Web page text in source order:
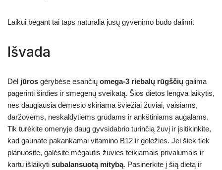
Laikui bėgant tai taps natūralia jūsų gyvenimo būdo dalimi.
Išvada
Dėl jūros gėrybėse esančių omega-3 riebalų rūgščių galima
pagerinti širdies ir smegenų sveikatą. Šios dietos lengva laikytis,
nes daugiausia dėmesio skiriama šviežiai žuviai, vaisiams,
daržovėms, neskaldytiems grūdams ir ankštiniams augalams.
Tik turėkite omenyje daug gyvsidabrio turinčią žuvį ir įsitikinkite,
kad gaunate pakankamai vitamino B12 ir geležies. Jei šiek tiek
planuosite, galėsite mėgautis žuvies teikiamais privalumais ir
kartu išlaikyti subalansuotą mitybą. Pasinerkite į šią dietą ir